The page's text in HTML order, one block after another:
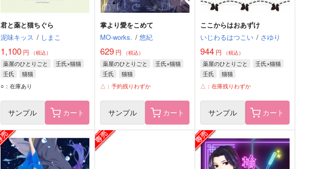
君と薬と猫ちぐら
泥味キッス / しまこ
1,100円 （税込）
薬屋のひとりごと
壬氏×猫猫
壬氏
猫猫
○：在庫あり
サンプル カート
掌より愛をこめて
MO-works. / 悠紀
629 円 （税込）
薬屋のひとりごと
壬氏×猫猫
壬氏
猫猫
△：予約残りわずか
サンプル カート
ここからはおあずけ
いじわるはつこい / さゆり
944 円 （税込）
薬屋のひとりごと
壬氏×猫猫
壬氏
猫猫
△：在庫残りわずか
サンプル カート